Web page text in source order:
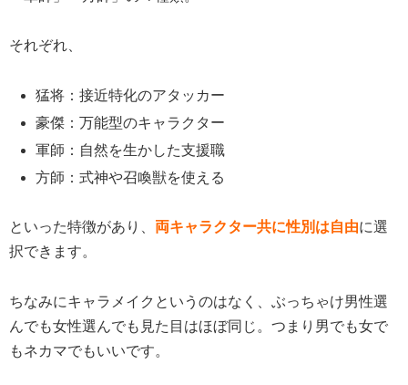
それぞれ、
猛将：接近特化のアタッカー
豪傑：万能型のキャラクター
軍師：自然を生かした支援職
方師：式神や召喚獣を使える
といった特徴があり、 両キャラクター共に性別は自由に選
択できます。
ちなみにキャラメイクというのはなく、ぶっちゃけ男性選
んでも女性選んでも見た目はほぼ同じ。つまり男でも女で
もネカマでもいいです。